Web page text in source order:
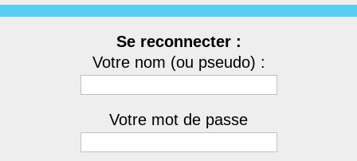
Se reconnecter :
Votre nom (ou pseudo) :
Votre mot de passe